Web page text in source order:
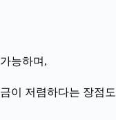
능하며,
이 저렴하다는 장점도